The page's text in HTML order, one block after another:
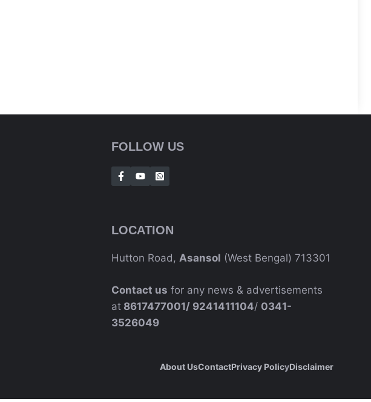
FOLLOW US
LOCATION
Hutton Road,Asansol (West Bengal) 713301
Contact us for any news & advertisements
at 8617477001/ 9241411104/ 0341-
3526049
About UsContactPrivacy PolicYDisclaimer